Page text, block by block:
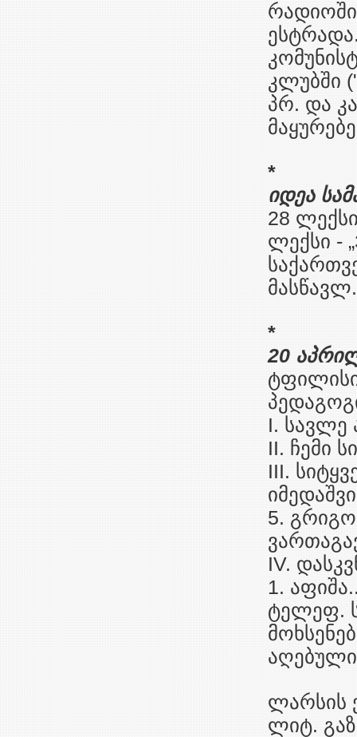
კლუბში
პრ. და
*
იდეა
28 ლექსი
ლექსი -
*
20
I. სავლე
II. ჩემი
III.
5.
IV.
1.
ტელეფ.
ლარსის
ლიტ.